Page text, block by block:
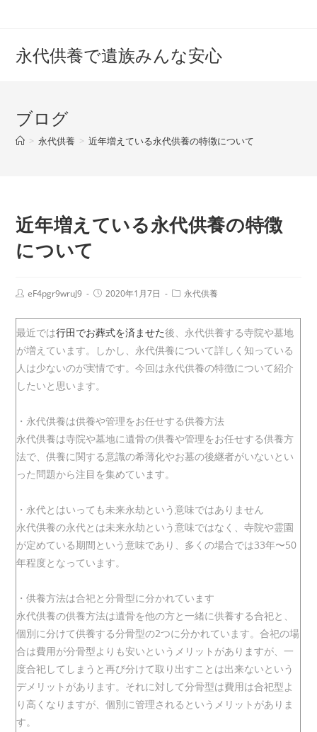
永代供養で遺族みんな安心
ブログ
> 永代供養 > 近年増えている永代供養の特徴について
近年増えている永代供養の特徴
について
投 eF4pgr9wruJ9
投
日:
2020年1月7日
投
ゴ
リ
ー:
永代供養
最近では行田でお葬式を済ませた後、永代供養する寺院や墓地
が増えています。しかし、永代供養について詳しく知っている
人は少ないのが実情です。今回は永代供養の特徴について紹介
したいと思います。
・永代供養は供養や管理をお任せする供養方法
永代供養は寺院や墓地に遺骨の供養や管理をお任せする供養方
法で、供養に関する意識の希薄化やお墓の後継者がいないとい
った問題から注目を集めています。
・永代とはいっても未来永劫という意味ではありません
永代供養の永代とは未来永劫という意味ではなく、寺院や霊園
が定めている期間という意味であり、多くの場合では33年〜50
年程度となっています。
・供養方法は合祀と分骨型に分かれています
永代供養の供養方法は遺骨を他の方と一緒に供養する合祀と、
個別に分けて供養する分骨型の2つに分かれています。合祀の場
合は費用が分骨型よりも安いというメリットがありますが、一
度合祀してしまうと再び分けて取り出すことは出来ないという
デメリットがあります。それに対して分骨型は費用は合祀型よ
り高くなりますが、個別に管理されるというメリットがありま
す。